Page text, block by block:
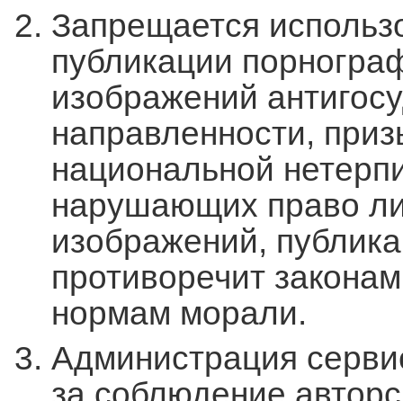
Запрещается
публикации
изображений
направленности,
национальной
нарушающих право
изображений,
противоречит
нормам морали.
Администрация